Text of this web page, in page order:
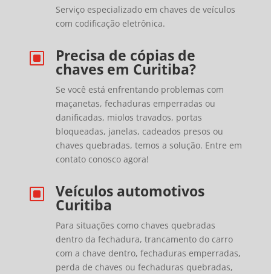
Serviço especializado em chaves de veículos
com codificação eletrônica.
W Precisa de cópias de
chaves em Curitiba?
Se você está enfrentando problemas com
maçanetas, fechaduras emperradas ou
danificadas, miolos travados, portas
bloqueadas, janelas, cadeados presos ou
chaves quebradas, temos a solução. Entre em
contato conosco agora!
W Veículos automotivos
Curitiba
Para situações como chaves quebradas
dentro da fechadura, trancamento do carro
com a chave dentro, fechaduras emperradas,
perda de chaves ou fechaduras quebradas,